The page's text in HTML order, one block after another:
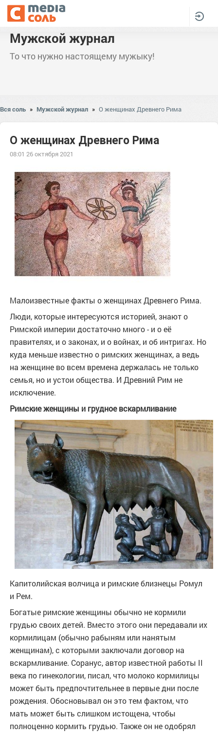
Мужской журнал
То что нужно настоящему мужыку!
Вся соль » Мужской журнал » О женщинах Древнего Рима
О женщинах Древнего Рима
08:01 26 октября 2021
Малоизвестные факты о женщинах Древнего Рима.
Люди, которые интересуются историей, знают о
Римской империи достаточно много - и о её
правителях, и о законах, и о войнах, и об интригах. Но
куда меньше известно о римских женщинах, а ведь
на женщине во всем времена держалась не только
семья, но и устои общества. И Древний Рим не
исключение.
Римские женщины и грудное вскармливание
Капитолийская волчица и римские близнецы Ромул
и Рем.
Богатые римские женщины обычно не кормили
грудью своих детей. Вместо этого они передавали их
кормилицам (обычно рабыням или нанятым
женщинам), с которыми заключали договор на
вскармливание. Соранус, автор известной работы II
века по гинекологии, писал, что молоко кормилицы
может быть предпочтительнее в первые дни после
рождения. Обосновывал он это тем фактом, что
мать может быть слишком истощена, чтобы
полноценно кормить грудью. Также он не одобрял